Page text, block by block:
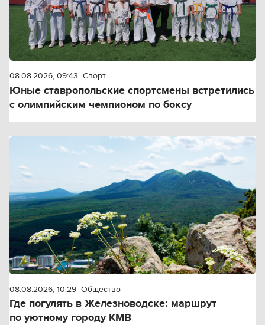
08.08.2026, 09:43 Спорт
Юные ставропольские спортсмены встретились
с олимпийским чемпионом по боксу
08.08.2026, 10:29 Общество
Где погулять в Железноводске: маршрут
по уютному городу КМВ